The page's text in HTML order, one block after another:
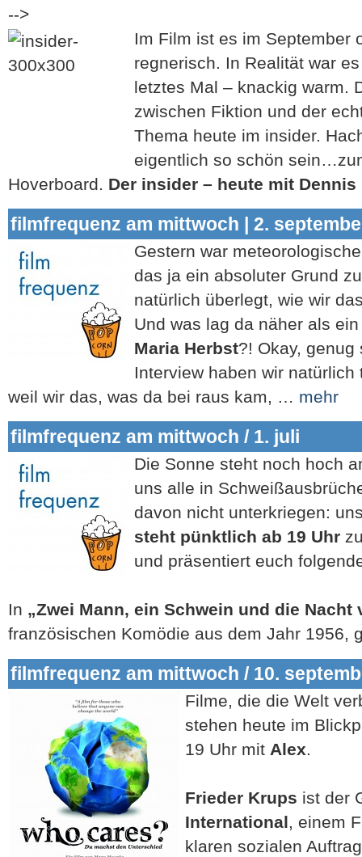
-->
Im Film ist es im September
regnerisch. In Realität war
letztes Mal – knackig warm.
zwischen Fiktion und der
Thema heute im insider.
eigentlich so schön
Hoverboard. Der insider – heute mit
filmfrequenz am mittwoch | 2.
Gestern war
das ja ein absoluter Grund
natürlich überlegt, wie wir
Und was lag da näher als
Maria Herbst?! Okay,
Interview haben wir
weil wir das, was da bei raus kam, … mehr
filmfrequenz am mittwoch / 1. juli
Die Sonne steht noch hoch
uns alle in
davon nicht unterkriegen:
steht pünktlich ab 19 Uhr
und präsentiert euch
In „Zwei Mann, ein Schwein und die Nacht
französischen Komödie aus dem Jahr
filmfrequenz am mittwoch / 10.
Filme, die die Welt
stehen heute im
19 Uhr mit Alex.
Frieder Krups ist der
International, einem
klaren sozialen